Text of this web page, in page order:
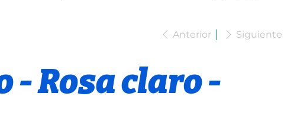
Anterior Siguiente
- Rosa claro -